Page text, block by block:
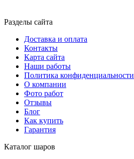
Разделы сайта
Доставка и оплата
Контакты
Карта сайта
Наши работы
Политика конфиденциальности
О компании
Фото работ
Отзывы
Блог
Как купить
Гарантия
Каталог шаров